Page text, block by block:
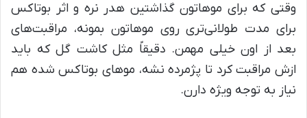
وقتی که برای موهاتون گذاشتین هدر نره و اثر بوتاکس
برای مدت طولانی‌تری روی موهاتون بمونه، مراقبت‌های
بعد از اون خیلی مهمن. دقیقاً مثل کاشت گل که باید
ازش مراقبت کرد تا پژمرده نشه، موهای بوتاکس شده هم
نیاز به توجه ویژه دارن.